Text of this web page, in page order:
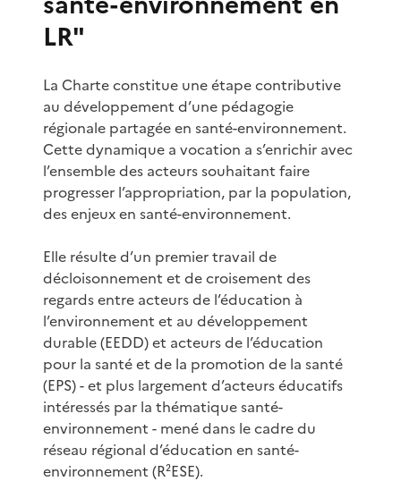
LR"
La Charte constitue une étape contributive
au développement d’une pédagogie
régionale partagée en santé-environnement.
Cette dynamique a vocation a s’enrichir avec
l’ensemble des acteurs souhaitant faire
progresser l’appropriation, par la population,
des enjeux en santé-environnement.
Elle résulte d’un premier travail de
décloisonnement et de croisement des
regards entre acteurs de l’éducation à
l’environnement et au développement
durable (EEDD) et acteurs de l’éducation
pour la santé et de la promotion de la santé
(EPS) - et plus largement d’acteurs éducatifs
intéressés par la thématique santé-
environnement - mené dans le cadre du
réseau régional d’éducation en santé-
environnement (R²ESE).